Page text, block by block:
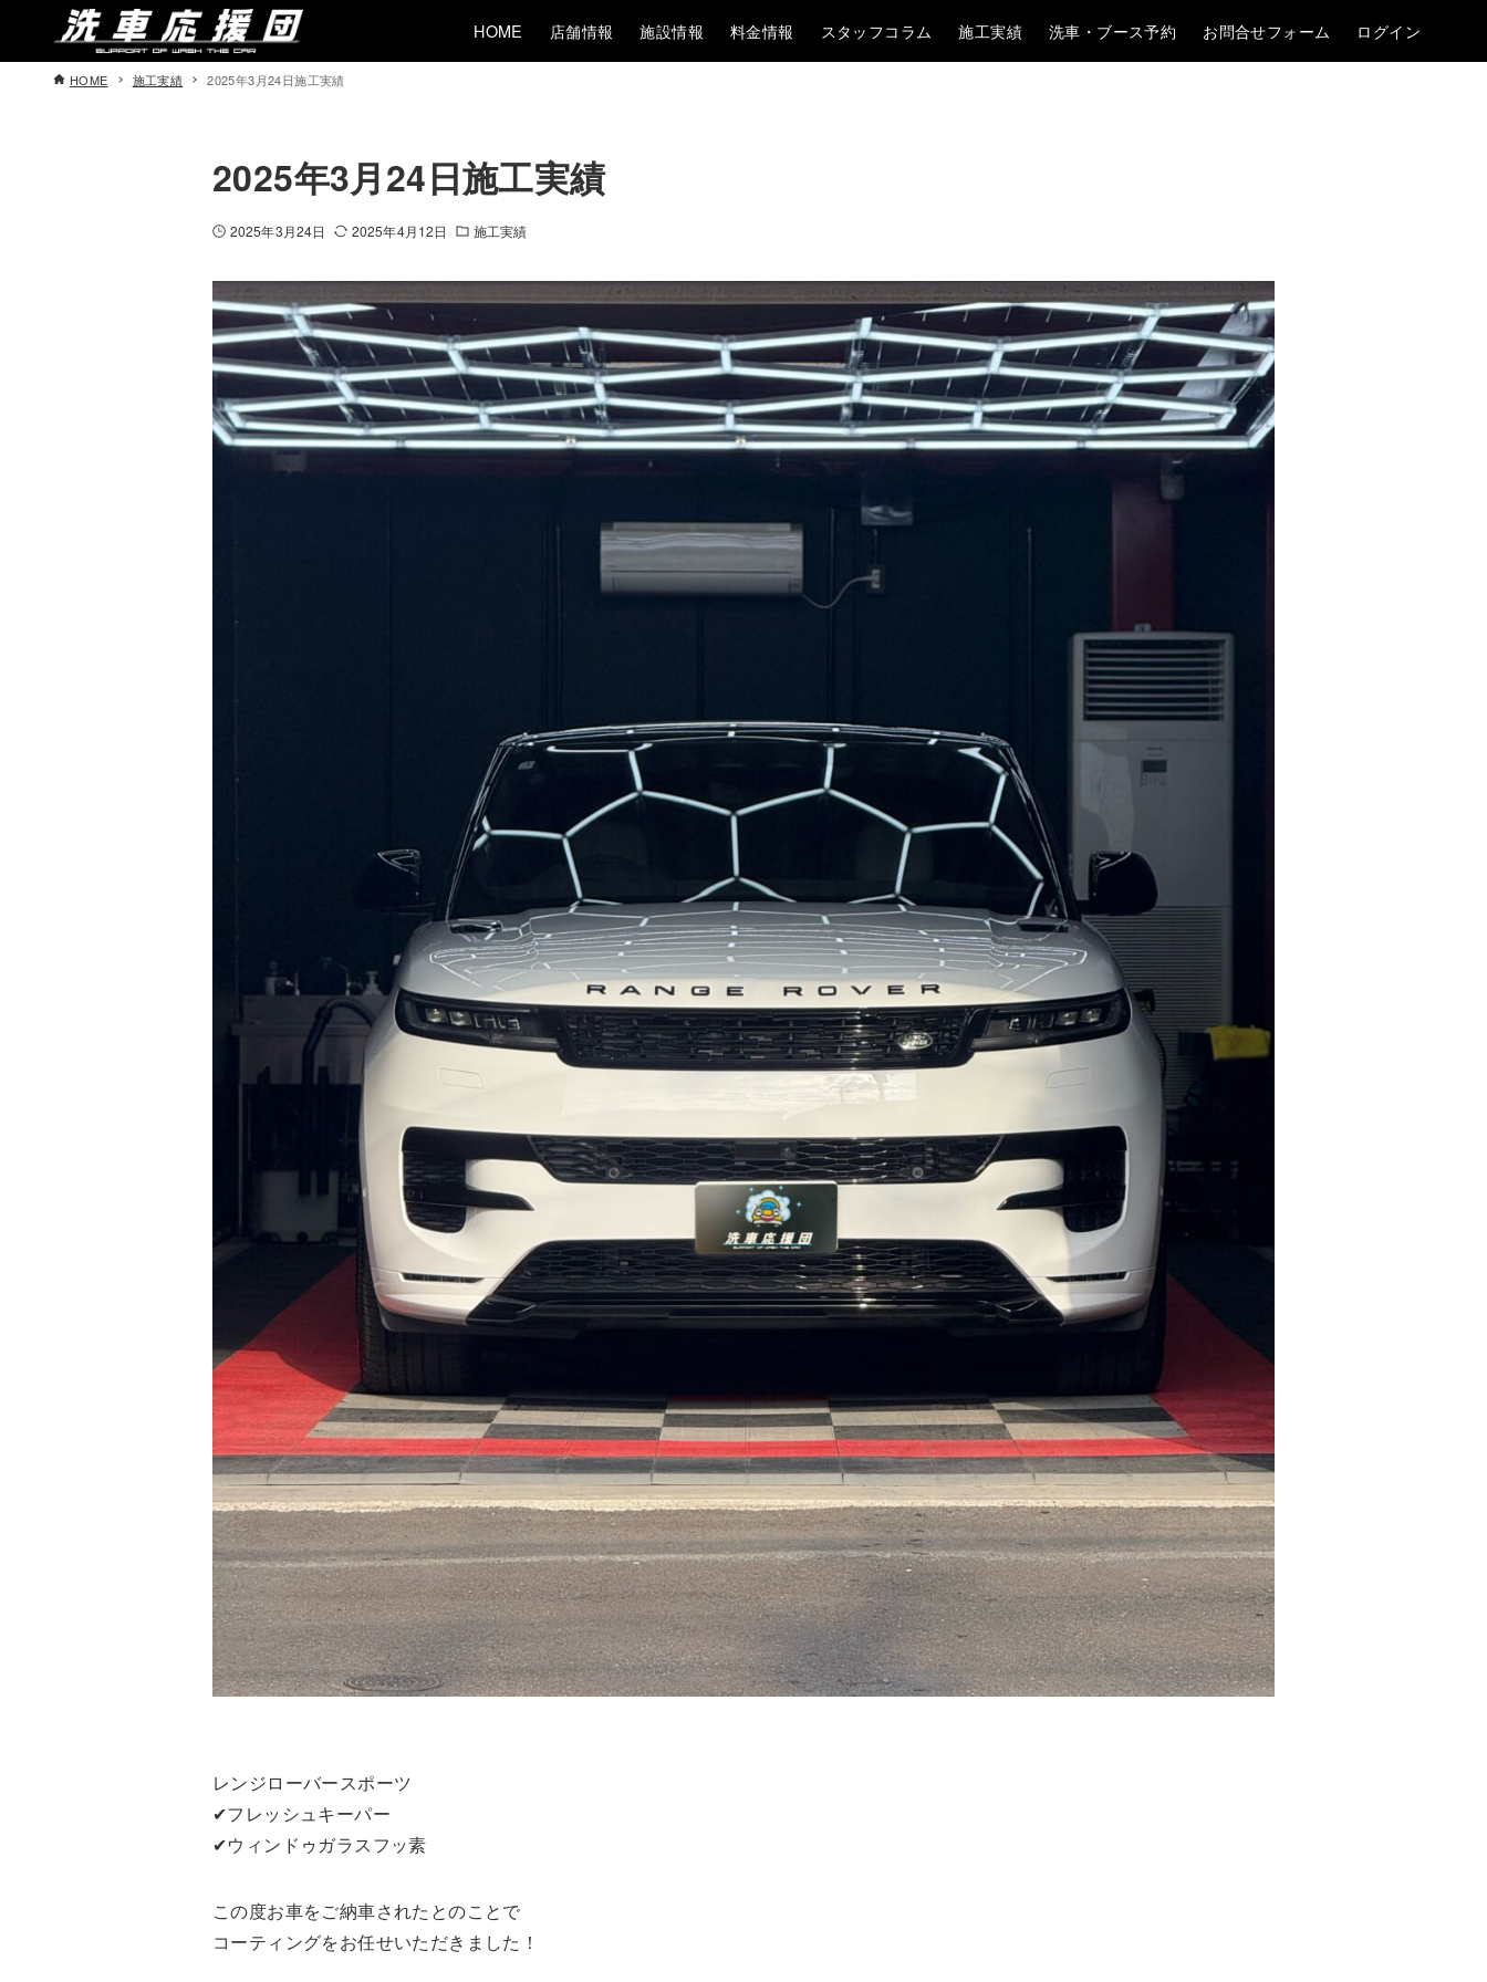
HOME 店舗情報 施設情報 料金情報 スタッフコラム 施工実績 洗車・ブース予約 お問合せフォーム ログイン
HOME 施工実績 2025年3月24日施工実績
2025年3月24日施工実績
2025年3月24日 2025年4月12日 施工実績
レンジローバースポーツ
✔︎フレッシュキーパー
✔︎ウィンドゥガラスフッ素
この度お車をご納車されたとのことで
コーティングをお任せいただきました！